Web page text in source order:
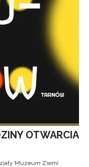
OTWARCIA
Muzeum Ziemi